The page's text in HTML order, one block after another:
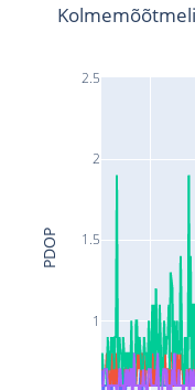
1
1.5
2
2.5
PDOP